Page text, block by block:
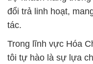
nước.
Chúng tôi không chỉ
còn là đối tác tận
sẵn lòng hợp tác và